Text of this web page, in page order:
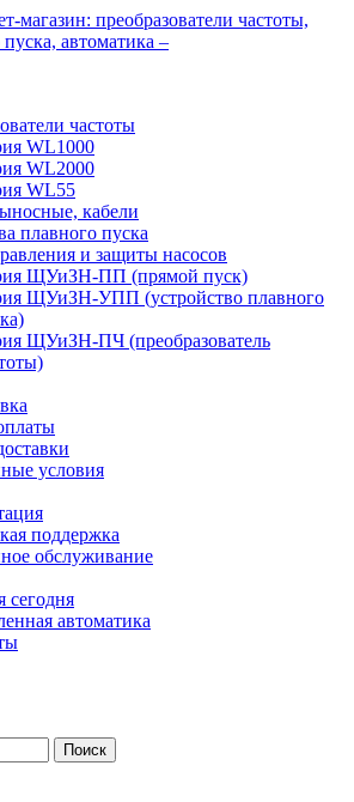
частоты
WL1000
WL2000
WL55
кабели
плавного пуска
и защиты насосов
ЩУиЗН-ПП (прямой пуск)
ЩУиЗН-УПП (устройство плавного
ЩУиЗН-ПЧ (преобразователь
условия
поддержка
обслуживание
сегодня
автоматика
Поиск